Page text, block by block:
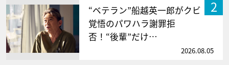
2
“ベテラン”船越英一郎がクビ
覚悟のパワハラ謝罪拒
否！“後輩”だけ…
2026.08.05